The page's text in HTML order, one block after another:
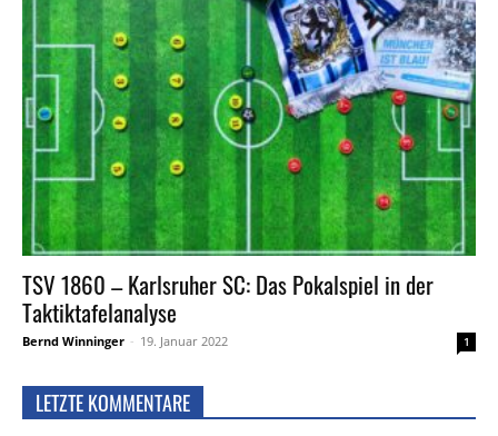
TSV 1860 – Karlsruher SC: Das Pokalspiel in der
Taktiktafelanalyse
Bernd Winninger - 19. Januar 2022 1
LETZTE KOMMENTARE